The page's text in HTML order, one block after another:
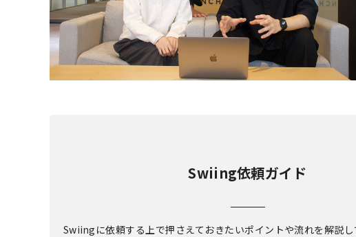
Swiing依頼ガイド
Swiingに依頼する上で押さえておきたいポイントや流れを解説